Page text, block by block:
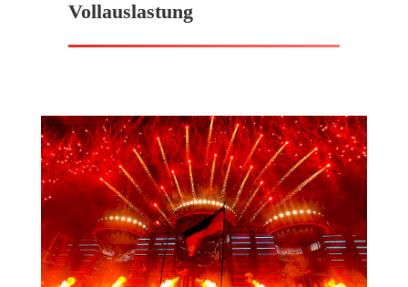
Vollauslastung